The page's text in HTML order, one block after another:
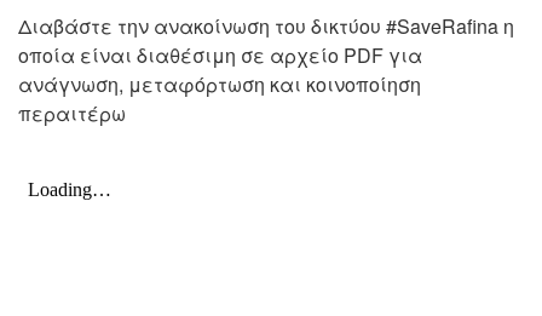
Διαβάστε την ανακοίνωση του δικτύου #SaveRafina η
οποία είναι διαθέσιμη σε αρχείο PDF για
ανάγνωση, μεταφόρτωση και κοινοποίηση
περαιτέρω